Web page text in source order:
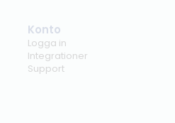
Konto
Logga in
Integrationer
Support